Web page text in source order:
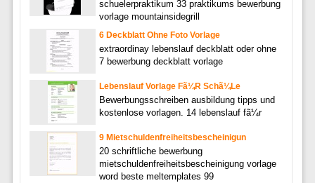
schuelerpraktikum 33 praktikums bewerbung
vorlage mountainsidegrill
6 Deckblatt Ohne Foto Vorlage
extraordinay lebenslauf deckblatt oder ohne
7 bewerbung deckblatt vorlage
Lebenslauf Vorlage Fã¼R Schã¼Le
Bewerbungsschreiben ausbildung tipps und
kostenlose vorlagen. 14 lebenslauf fã¼r
9 Mietschuldenfreiheitsbescheinigun
20 schriftliche bewerbung
mietschuldenfreiheitsbescheinigung vorlage
word beste meltemplates 99